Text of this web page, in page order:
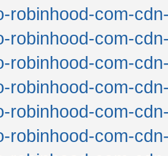
robinhood-com-
robinhood-com-
robinhood-com-
robinhood-com-
robinhood-com-
robinhood-com-